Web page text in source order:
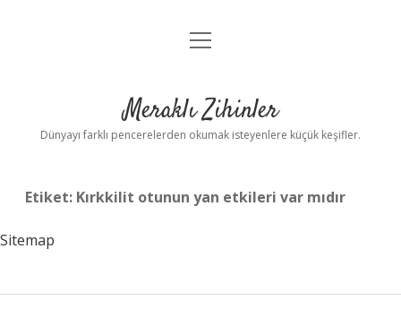
Anasayfa
Yasal Uyarı
menüyü
Meraklı Zihinler
Dünyayı farklı pencerelerden okumak isteyenlere küçük keşifler.
Etiket: Kırkkilit otunun yan etkileri var mıdır
Sitemap